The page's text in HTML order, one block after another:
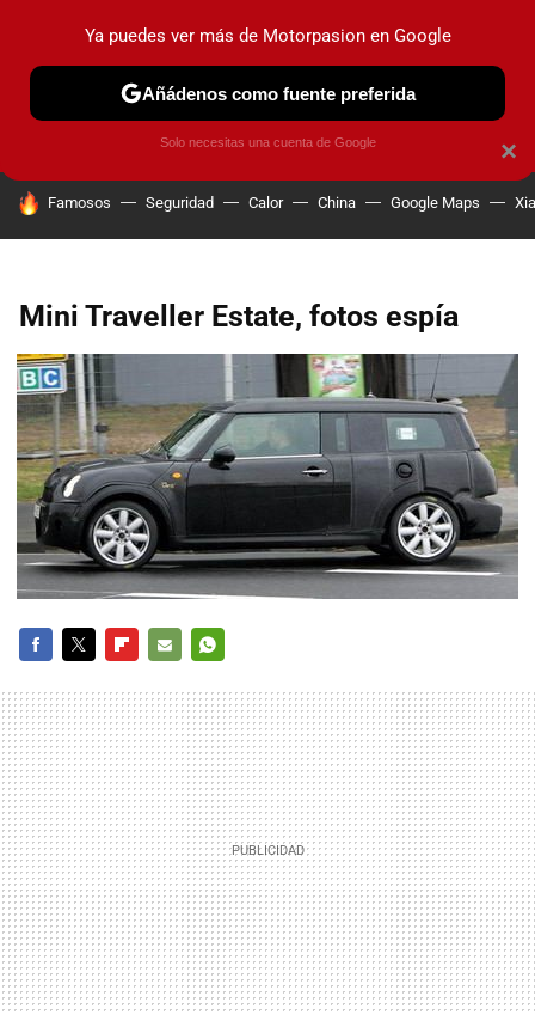
PRUEBAS COCHES ELÉCTRICOS OBSERVATORIO
HOY SE HABLA DE
Famosos Seguridad Calor China Google Maps
Mini Traveller Estate, fotos espía
MAIL
×
Ya puedes ver más de Motorpasion en Google
Añádenos como fuente preferida
Solo necesitas una cuenta de Google